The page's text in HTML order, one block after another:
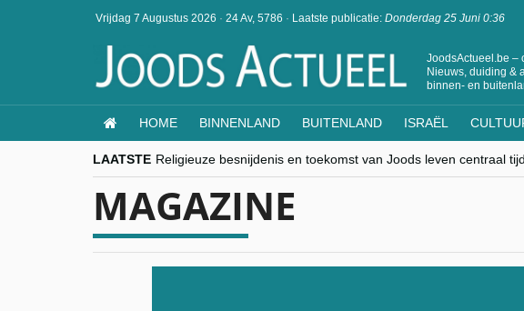
Vrijdag 7 Augustus 2026 · 24 Av, 5786 · Laatste publicatie: Donderdag 25 Juni 0:36
JoodsActueel.be –
Nieuws, duiding &
binnen- en
HOME BINNENLAND BUITENLAND ISRAËL
LAATSTE Religieuze besnijdenis en toekomst van Joods leven centraal
“Besnijdenisdebat toont hoe moeilijk seculiere Westen
CITYTRIP | ROEMENIË – Boekarest: de verrassing van Oost-
“Vandaag zit elke Jood in België op de beklaagdenbank”
goKosher lanceert nieuwe website en samenwerking met
MAGAZINE